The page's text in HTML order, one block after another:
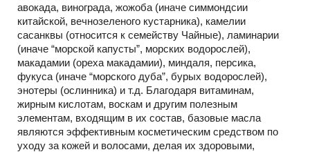
авокада, винограда, жожоба (иначе симмондсии
китайской, вечнозеленого кустарника), камелии
сасанквы (относится к семейству Чайные), ламинарии
(иначе “морской капусты”, морских водорослей),
макадамии (ореха макадамии), миндаля, персика,
фукуса (иначе “морского дуба”, бурых водорослей),
энотеры (ослинника) и т.д. Благодаря витаминам,
жирным кислотам, воскам и другим полезным
элементам, входящим в их состав, базовые масла
являются эффективным косметическим средством по
уходу за кожей и волосами, делая их здоровыми,